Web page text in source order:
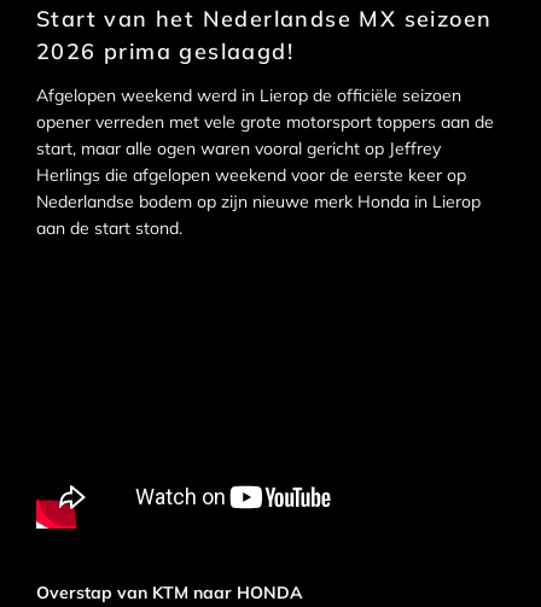
Start van het Nederlandse MX seizoen
2026 prima geslaagd!
Afgelopen weekend werd in Lierop de officiële seizoen
opener verreden met vele grote motorsport toppers aan de
start, maar alle ogen waren vooral gericht op Jeffrey
Herlings die afgelopen weekend voor de eerste keer op
Nederlandse bodem op zijn nieuwe merk Honda in Lierop
aan de start stond.
Overstap van KTM naar HONDA